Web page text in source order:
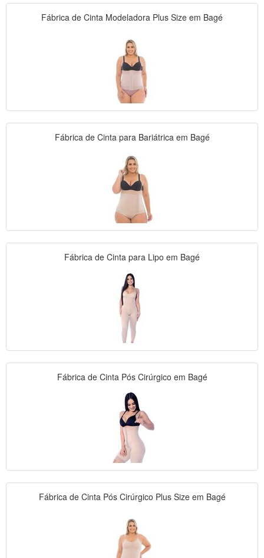
Fábrica de Cinta Modeladora Plus Size em Bagé
Fábrica de Cinta para Bariátrica em Bagé
Fábrica de Cinta para Lipo em Bagé
Fábrica de Cinta Pós Cirúrgico em Bagé
Fábrica de Cinta Pós Cirúrgico Plus Size em Bagé